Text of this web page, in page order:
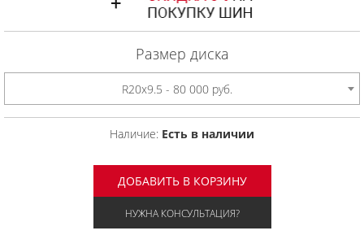
Размер диска
R20x9.5 - 80 000 руб.
Наличие: Есть в наличии
ДОБАВИТЬ В КОРЗИНУ
НУЖНА КОНСУЛЬТАЦИЯ?